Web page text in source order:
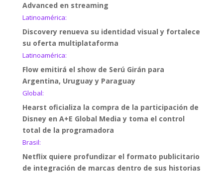
Advanced en streaming
Latinoamérica:
Discovery renueva su identidad visual y fortalece
su oferta multiplataforma
Latinoamérica:
Flow emitirá el show de Serú Girán para
Argentina, Uruguay y Paraguay
Global:
Hearst oficializa la compra de la participación de
Disney en A+E Global Media y toma el control
total de la programadora
Brasil:
Netflix quiere profundizar el formato publicitario
de integración de marcas dentro de sus historias